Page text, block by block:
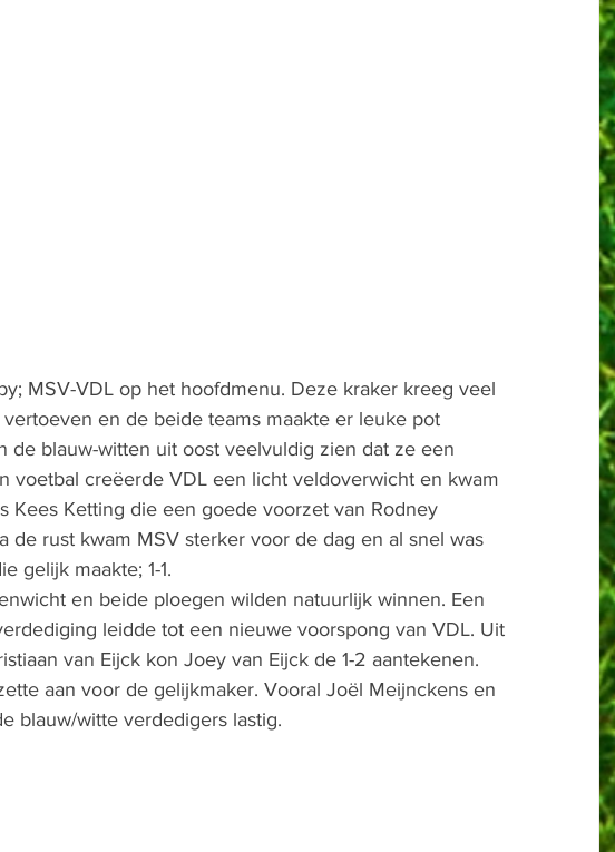
MSV-VDL op het hoofdmenu. Deze kraker kreeg veel
en de beide teams maakte er leuke pot
de blauw-witten uit oost veelvuldig zien dat ze een
voetbal creëerde VDL een licht veldoverwicht en kwam
Kees Ketting die een goede voorzet van Rodney
de rust kwam MSV sterker voor de dag en al snel was
gelijk maakte; 1-1.
en beide ploegen wilden natuurlijk winnen. Een
leidde tot een nieuwe voorspong van VDL. Uit
van Eijck kon Joey van Eijck de 1-2 aantekenen.
aan voor de gelijkmaker. Vooral Joël Meijnckens en
blauw/witte verdedigers lastig.